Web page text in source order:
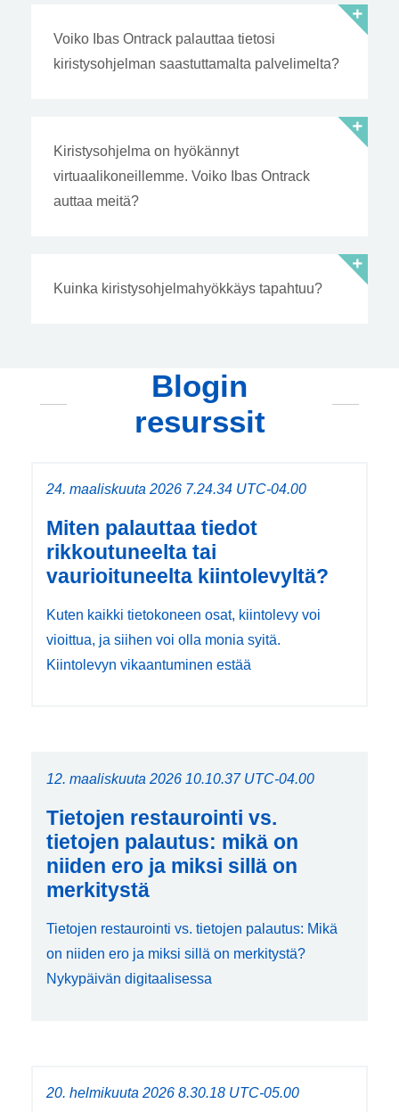
Voiko Ibas Ontrack palauttaa tietosi
kiristysohjelman saastuttamalta palvelimelta?
Kiristysohjelma on hyökännyt
virtuaalikoneillemme. Voiko Ibas Ontrack
auttaa meitä?
Kuinka kiristysohjelmahyökkäys tapahtuu?
Blogin
resurssit
24. maaliskuuta 2026 7.24.34 UTC-04.00
Miten palauttaa tiedot
rikkoutuneelta tai
vaurioituneelta kiintolevyltä?
Kuten kaikki tietokoneen osat, kiintolevy voi
vioittua, ja siihen voi olla monia syitä.
Kiintolevyn vikaantuminen estää
12. maaliskuuta 2026 10.10.37 UTC-04.00
Tietojen restaurointi vs.
tietojen palautus: mikä on
niiden ero ja miksi sillä on
merkitystä
Tietojen restaurointi vs. tietojen palautus: Mikä
on niiden ero ja miksi sillä on merkitystä?
Nykypäivän digitaalisessa
20. helmikuuta 2026 8.30.18 UTC-05.00